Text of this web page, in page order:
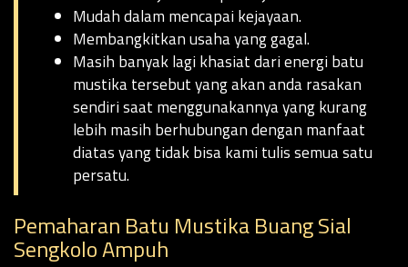
Mudah dalam mencapai kejayaan.
Membangkitkan usaha yang gagal.
Masih banyak lagi khasiat dari energi batu
mustika tersebut yang akan anda rasakan
sendiri saat menggunakannya yang kurang
lebih masih berhubungan dengan manfaat
diatas yang tidak bisa kami tulis semua satu
persatu.
Pemaharan Batu Mustika Buang Sial
Sengkolo Ampuh